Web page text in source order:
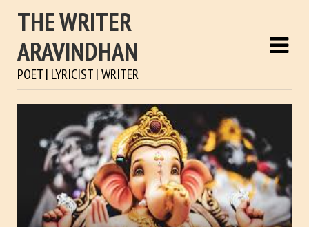
THE WRITER
ARAVINDHAN
POET | LYRICIST | WRITER